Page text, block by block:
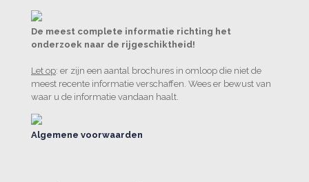
De meest complete informatie richting het
onderzoek naar de rijgeschiktheid!
Let op: er zijn een aantal brochures in omloop die niet de
meest recente informatie verschaffen. Wees er bewust van
waar u de informatie vandaan haalt.
Algemene voorwaarden